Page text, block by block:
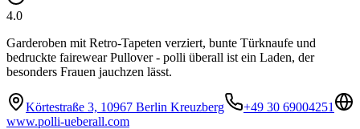
4.0
Garderoben mit Retro-Tapeten verziert, bunte Türknaufe und
bedruckte fairewear Pullover - polli überall ist ein Laden, der
besonders Frauen jauchzen lässt.
Körtestraße 3, 10967 Berlin Kreuzberg
+49 30 69004251
www.polli-ueberall.com